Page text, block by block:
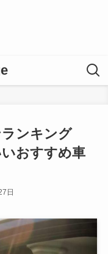
ンキング
おすすめ車
日